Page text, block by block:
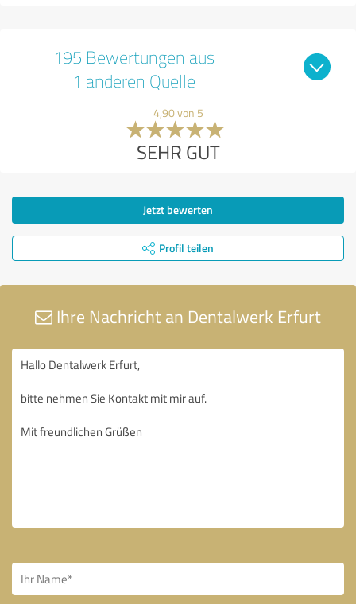
195 Bewertungen aus
1 anderen Quelle
4,90 von 5
SEHR GUT
Jetzt bewerten
Profil teilen
Ihre Nachricht an Dentalwerk Erfurt